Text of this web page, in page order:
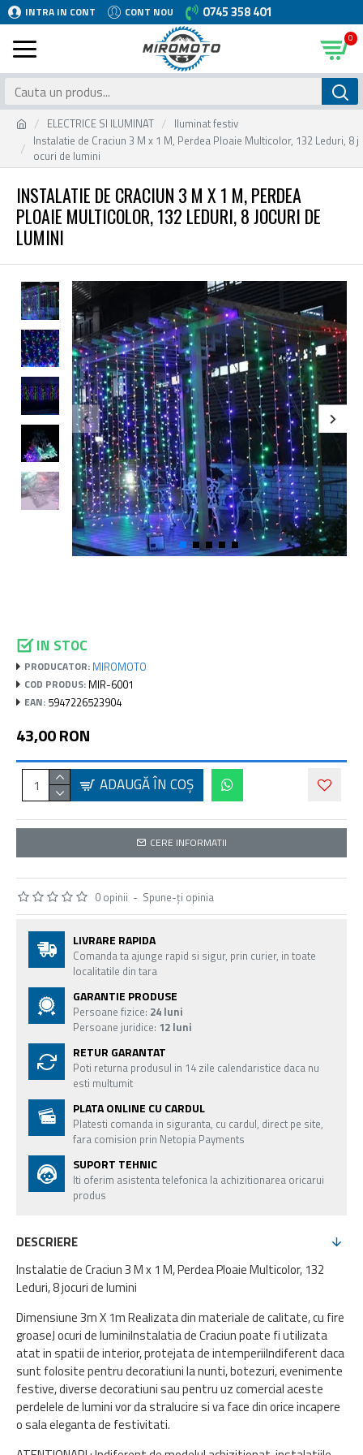
INTRA IN CONT CONT NOU 0745 358 401
0
ELECTRICE SI ILUMINAT
Iluminat festiv
Instalatie de Craciun 3 M x 1 M, Perdea Ploaie Multicolor, 132 Leduri, 8 j
ocuri de lumini
INSTALATIE DE CRACIUN 3 M X 1 M, PERDEA
PLOAIE MULTICOLOR, 132 LEDURI, 8 JOCURI DE
LUMINI
IN STOC
PRODUCATOR: MIROMOTO
COD PRODUS: MIR-6001
EAN: 5947226523904
0 opinii - Spune-ţi opinia
43,00 RON
ADAUGĂ ÎN COŞ
CERE INFORMATII
LIVRARE RAPIDA
Comanda ta ajunge rapid si sigur, prin curier, in toate
localitatile din tara
GARANTIE PRODUSE
Persoane fizice: 24 luni
Persoane juridice: 12 luni
RETUR GARANTAT
Poti returna produsul in 14 zile calendaristice daca nu
esti multumit
PLATA ONLINE CU CARDUL
Platesti comanda in siguranta, cu cardul, direct pe site,
fara comision prin Netopia Payments
SUPORT TEHNIC
Iti oferim asistenta telefonica la achizitionarea oricarui
produs
DESCRIERE
Instalatie de Craciun 3 M x 1 M, Perdea Ploaie Multicolor, 132
Leduri, 8 jocuri de lumini
Dimensiune 3m X 1m Realizata din materiale de calitate, cu fire
groaseJ ocuri de luminiInstalatia de Craciun poate fi utilizata
atat in spatii de interior, protejata de intemperiiIndiferent daca
sunt folosite pentru decoratiuni la nunti, botezuri, evenimente
festive, diverse decoratiuni sau pentru uz comercial aceste
perdelele de lumini vor da stralucire si va face din orice incapere
o sala eleganta de festivitati.